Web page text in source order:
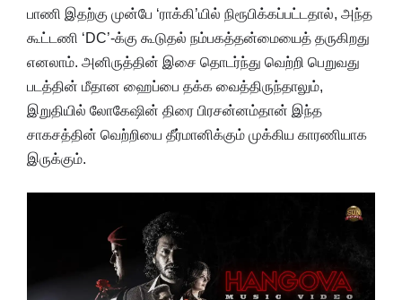
பாணி இதற்கு முன்பே ‘ராக்கி’யில் நிரூபிக்கப்பட்டதால், அந்த
கூட்டணி ‘DC’-க்கு கூடுதல் நம்பகத்தன்மையைத் தருகிறது
எனலாம். அனிருத்தின் இசை தொடர்ந்து வெற்றி பெறுவது
படத்தின் மீதான ஹைப்பை தக்க வைத்திருந்தாலும்,
இறுதியில் லோகேஷின் திரை பிரசன்னம்தான் இந்த
சாகசத்தின் வெற்றியை தீர்மானிக்கும் முக்கிய காரணியாக
இருக்கும்.